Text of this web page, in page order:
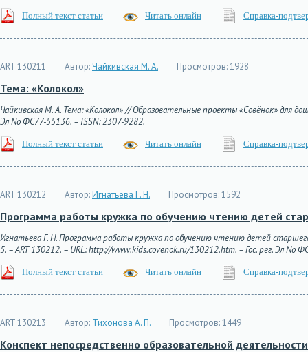
Полный текст статьи Читать онлайн Справка-
ART 130211 Автор:Чайкивская М. А. Просмотров:1928
Тема: «Колокол»
Чайкивская М. А. Тема: «Колокол» // Образовательные проекты «Совёнок» для
Эл No ФС77-55136. – ISSN: 2307-9282.
Полный текст статьи Читать онлайн Справка-
ART 130212 Автор:Игнатьева Г. Н. Просмотров:1592
Программа работы кружка по обучению чтению детей
Игнатьева Г. Н. Программа работы кружка по обучению чтению детей
5. – ART 130212. – URL: http://www.kids.covenok.ru/130212.htm. – Гос. рег. Эл No
Полный текст статьи Читать онлайн Справка-
ART 130213 Автор: Тихонова А. П. Просмотров:1449
Конспект непосредственно образовательной